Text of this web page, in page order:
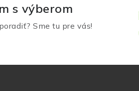
s výberom
Sme tu pre vás!